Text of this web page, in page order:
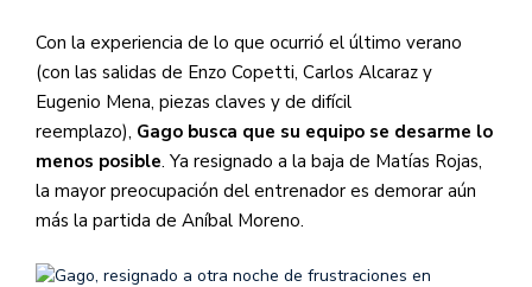
Con la experiencia de lo que ocurrió el último verano
(con las salidas de Enzo Copetti, Carlos Alcaraz y
Eugenio Mena, piezas claves y de difícil
reemplazo), Gago busca que su equipo se desarme lo
menos posible. Ya resignado a la baja de Matías Rojas,
la mayor preocupación del entrenador es demorar aún
más la partida de Aníbal Moreno.